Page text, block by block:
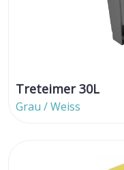
Treteimer 30L
Grau / Weiss